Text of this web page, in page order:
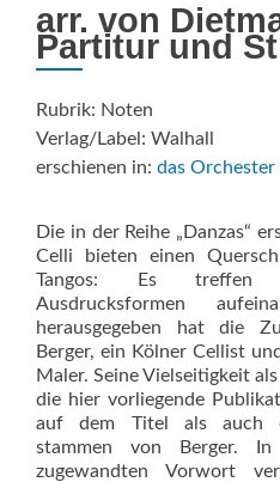
arr. von
Partitur und
Rubrik: Noten
Verlag/Label: Walhall
erschienen in: das Orchester
Die in der Reihe „Danzas“
Celli bieten einen
Tangos: Es treffen
Ausdrucksformen
herausgegeben hat die
Berger, ein Kölner Cellist
Maler. Seine Vielseitigkeit
die hier vorliegende
auf dem Titel als auch
stammen von Berger.
zugewandten Vorwort